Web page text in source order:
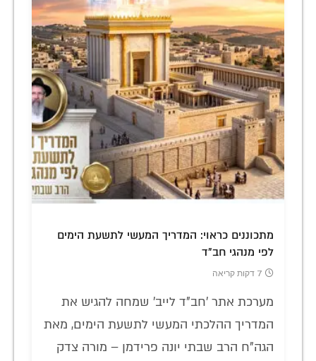
מתכוננים כראוי: המדריך המעשי לתשעת הימים
לפי מנהגי חב"ד
7 דקות קריאה
מערכת אתר 'חב"ד לייב' שמחה להגיש את
המדריך ההלכתי המעשי לתשעת הימים, מאת
הגה"ח הרב שבתי יונה פרידמן – מורה צדק